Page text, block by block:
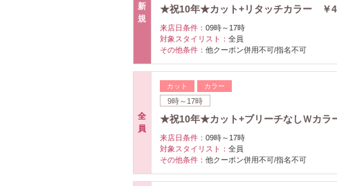
新
規
★祝10年★カット+リタッチカラー ￥
来店日条件： 09時～17時
対象スタイリスト： 全員
その他条件： 他クーポン併用不可/指名不可
全
員
カット カラー
9時～17時
★祝10年★カット+ブリーチなしＷ
来店日条件： 09時～17時
対象スタイリスト： 全員
その他条件： 他クーポン併用不可/指名不可